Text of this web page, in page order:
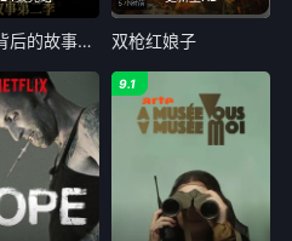
乙歌曲背后的故事第二季 双枪红娘子
9.1